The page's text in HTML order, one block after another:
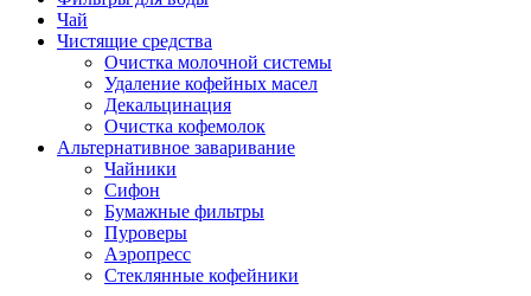
Чай
Чистящие средства
Очистка молочной системы
Удаление кофейных масел
Декальцинация
Очистка кофемолок
Альтернативное заваривание
Чайники
Сифон
Бумажные фильтры
Пуроверы
Аэропресс
Стеклянные кофейники